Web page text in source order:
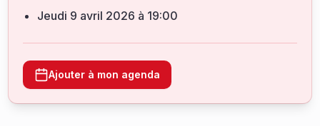
jeudi 9 avril 2026 à 19:00
Ajouter à mon agenda